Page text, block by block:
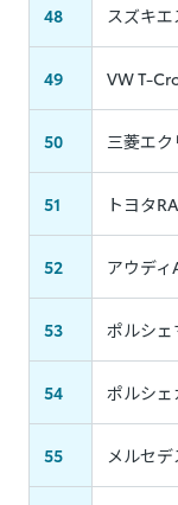
48 スズキエ
49 VW T-
50 三菱エ
51 トヨタ
52 アウディ
53 ポルシェ
54 ポルシェ
55 メルセ